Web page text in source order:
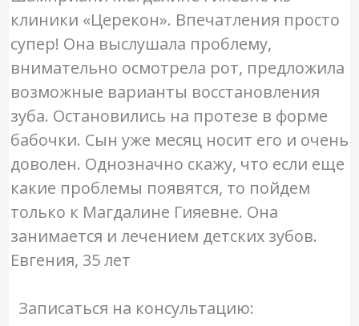
клиники «Церекон». Впечатления просто
супер! Она выслушала проблему,
внимательно осмотрела рот, предложила
возможные варианты восстановления
зуба. Остановились на протезе в форме
бабочки. Сын уже месяц носит его и очень
доволен. Однозначно скажу, что если еще
какие проблемы появятся, то пойдем
только к Магдалине Гияевне. Она
занимается и лечением детских зубов.
Евгения, 35 лет
Записаться на консультацию: